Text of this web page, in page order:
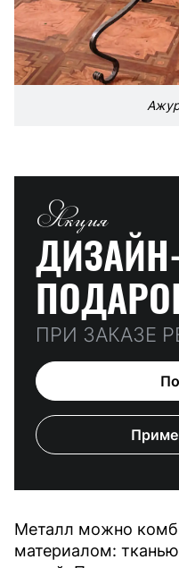
Акция
ПРИ ЗАКАЗЕ
Металл можно
материалом: